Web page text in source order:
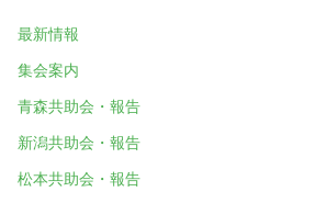
最新情報
集会案内
青森共助会・報告
新潟共助会・報告
松本共助会・報告